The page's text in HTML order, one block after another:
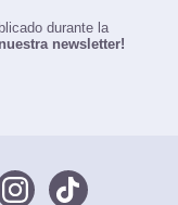
durante la
newsletter!